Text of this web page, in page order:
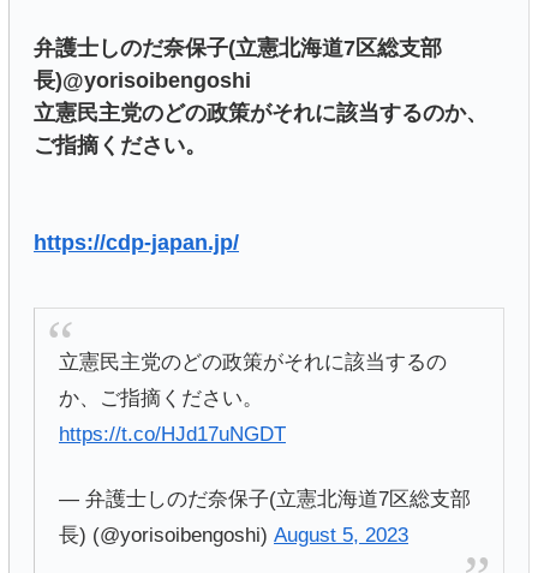
弁護士しのだ奈保子(立憲北海道7区総支部
長)@yorisoibengoshi
立憲民主党のどの政策がそれに該当するのか、
ご指摘ください。
https://cdp-japan.jp/
立憲民主党のどの政策がそれに該当するの
か、ご指摘ください。
https://t.co/HJd17uNGDT
— 弁護士しのだ奈保子(立憲北海道7区総支部
長) (@yorisoibengoshi) August 5, 2023